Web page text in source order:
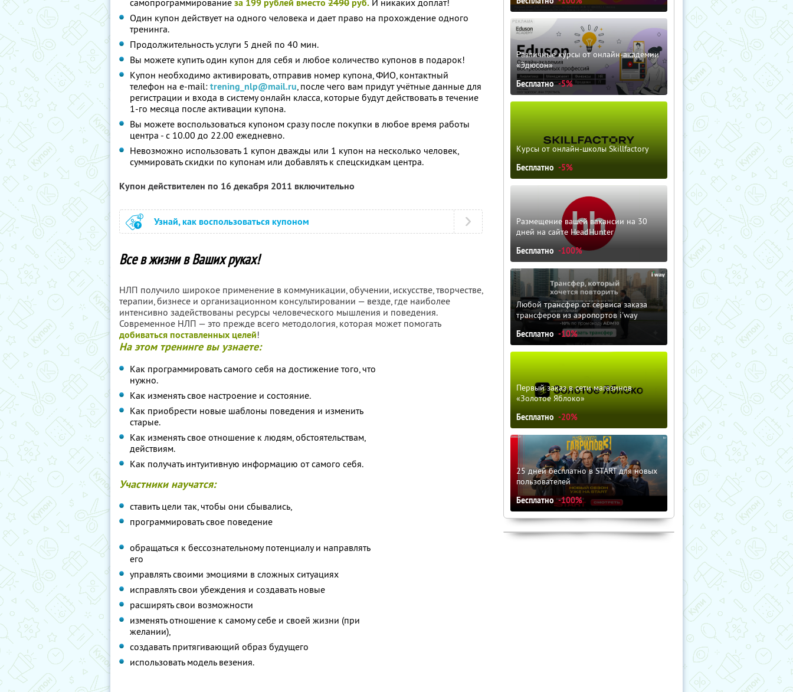
самопрограммирование за 199 рублей вместо 2490руб. И никаких доплат!
Один купон действует на одного человека и дает право на прохождение одного
тренинга.
Продолжительность услуги 5 дней по 40 мин.
Вы можете купить один купон для себя и любое количество купонов в подарок!
Купон необходимо активировать, отправив номер купона, ФИО, контактный
телефон на e-mail: trening_nlp@mail.ru, после чего вам придут учётные данные для
регистрации и входа в систему онлайн класса, которые будут действовать в течение
1-го месяца после активации купона.
Вы можете воспользоваться купоном сразу после покупки в любое время работы
центра - с 10.00 до 22.00 ежедневно.
Невозможно использовать 1 купон дважды или 1 купон на несколько человек,
суммировать скидки по купонам или добавлять к спецскидкам центра.
Купон действителен по 16 декабря 2011 включительно
Узнай, как воспользоваться купоном
Все в жизни в Ваших руках!
НЛП получило широкое применение в коммуникации, обучении, искусстве, творчестве,
терапии, бизнесе и организационном консультировании — везде, где наиболее
интенсивно задействованы ресурсы человеческого мышления и поведения.
Современное НЛП — это прежде всего методология, которая может помогать
добиваться поставленных целей!
На этом тренинге вы узнаете:
Как программировать самого себя на достижение того, что
нужно.
Как изменять свое настроение и состояние.
Как приобрести новые шаблоны поведения и изменить
старые.
Как изменять свое отношение к людям, обстоятельствам,
действиям.
Как получать интуитивную информацию от самого себя.
Участники научатся:
ставить цели так, чтобы они сбывались,
программировать свое поведение
обращаться к бессознательному потенциалу и направлять
его
управлять своими эмоциями в сложных ситуациях
исправлять свои убеждения и создавать новые
расширять свои возможности
изменять отношение к самому себе и своей жизни (при
желании),
создавать притягивающий образ будущего
использовать модель везения.
Различные курсы от онлайн-академии
«Эдюсон»
Бесплатно -5%
Курсы от онлайн-школы Skillfactory
Бесплатно -5%
Размещение вашей вакансии на 30
дней на сайте HeadHunter
Бесплатно -100%
Любой трансфер от сервиса заказа
трансферов из аэропортов i'way
Бесплатно -10%
Первый заказ в сети магазинов
«Золотое Яблоко»
Бесплатно -20%
25 дней бесплатно в START для новых
пользователей
Бесплатно -100%